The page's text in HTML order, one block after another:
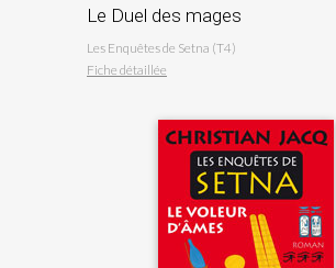
Le Duel des mages
Les Enquêtes de Setna (T4)
Fiche détaillée